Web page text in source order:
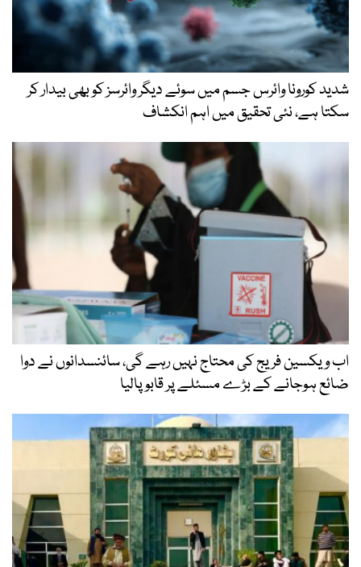
شدید کورونا وائرس جسم میں سوئے دیگر وائرسز کو بھی بیدار کر
سکتا ہے، نئی تحقیق میں اہم انکشاف
اب ویکسین فریج کی محتاج نہیں رہے گی، سائنسدانوں نے دوا
ضائع ہوجانے کے بڑے مسئلے پر قابو پالیا